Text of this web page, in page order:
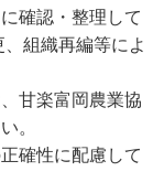
確認・整理して
組織再編等によ
甘楽富岡農業協
。
確性に配慮して